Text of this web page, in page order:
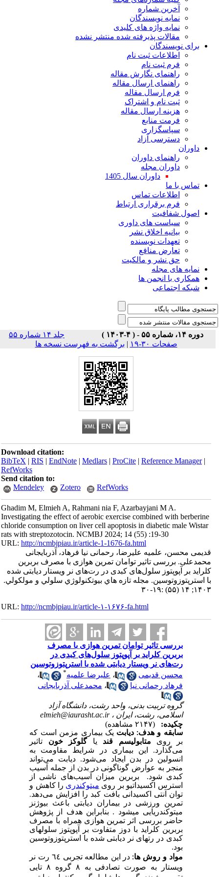
شماره
نویسندگان
واژه های کلیدی
پذیرفته شده منتشر نشده
ثبت نام
نگارش مقاله
ارسال مقاله
ارسال مقاله
نام و اشتراک
ارسال مقاله
آزاد
داوران
مجله
داوران سال 1405
تماس
برقراری ارتباط
های داوری
اخلاق نشر
نویسنده
منافع
نشر و مالکیت
مجله
انجمن ها
جلد ۱۴ شماره ۵۵
|برگشت به فهرست نسخه ها
Download citation:
BibTeX| RIS|EndNote|Medlars|ProCite|
Send citation to:
Mendeley
Zotero
Ghadim M, Elmieh A, Rahmani nia F, Azarbayjani M
Investigating the effect of aerobic exercise combined
chloride consumption on liver cell apoptosis in diabetic
rats with streptozotocin. NCMBJ 2024; 14 (55) :19-30
URL:http://ncmbjpiau.ir/article-1-1676-fa.html
علیرضا، رحمانی نیا فرهاد، آذربایجانی
تاثیر توامان تمرین هوازی با مصرف بربرین
سلول‌های کبدی در رت‌های نر ویستار دیابتی شده
مجله تازه هاي بيوتكنولوژي سلولي و مولكولي.
URL:http://ncmbjpiau.ir/article-۱-۱۶۷۶-fa.html
تاثیر توامان تمرین هوازی با مصرف
کلراید بر آپوپتوز سلول‌های کبدی در
نر ویستار دیابتی شده با استرپتوزوتوسین
،علیرضا علمیه
،
رحمانی نیا
،محمدعلی آذربایجانی
تربیت بدنی، واحد رشت، دانشگاه آزاد
رشت، ایران ، elmieh@iaurasht.ac.ir
دیابت یک بیماری مزمن است که
متابولیسم قند یا گلوکز خونتاثیر
این بیماری در شرایط مقاومت به
در بدن ایجاد می‌شود. دیابت می‌تواند
به عوارض گوناگونی در بدن از جمله آسیب
بربرین میزان آسیب‌های ناشی از
اتیوبر رویمیتوکندری را کاهش و
آنتی اکسیدانی بافت کبد را افزایش می‌دهد.
ورزشی در بیماران دیابتی باعث بیوژنز
می­شود . بنابراین هدف از پژوهش
بررسی اثر تمرین هوازی همراه با مصرف
کلراید با دوز متفاوت بر آپوپتوز سلول­های
در رت­های نر دیابتی شده با استرپتوزوتوسین
و روش ها: در این مطالعه
تجربی ٦٤ رت نر
ویستار به صورت تصادفی به ٨ گروه ٨ تایی